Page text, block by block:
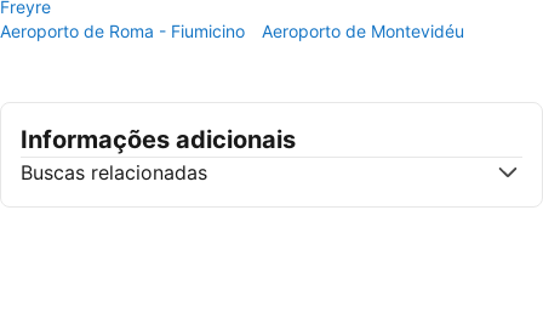
Freyre
Aeroporto de Roma - Fiumicino Aeroporto de Montevidéu
Informações adicionais
Buscas relacionadas